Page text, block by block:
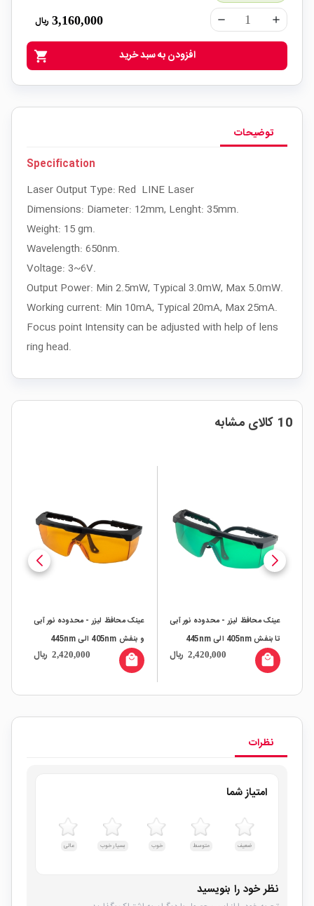
remove add
3,160,000 ریال
shopping_cart افزودن به سبد خرید
توضیحات
Specification
Laser Output Type: Red LINE Laser
Dimensions: Diameter: 12mm, Lenght: 35mm.
Weight: 15 gm.
Wavelength: 650nm.
Voltage: 3~6V.
Output Power: Min 2.5mW, Typical 3.0mW, Max 5.0mW.
Working current: Min 10mA, Typical 20mA, Max 25mA.
Focus point Intensity can be adjusted with help of lens
ring head.
10 کالای مشابه
عینک محافظ لیزر - محدوده نور آبی
تا بنفش 405nm الی 445nm
2,420,000 ریال local_mall
عینک محافظ لیزر - محدوده نور آبی
و بنفش 405nm الی 445nm
2,420,000 ریال local_mall
نظرات
امتیاز شما
ضعیف متوسط خوب بسیار خوب عالی
نظر خود را بنویسید